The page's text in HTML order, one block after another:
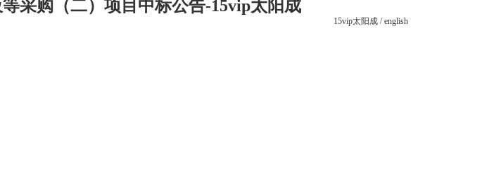
采购（二）项目中标公告-15vip太阳成
15vip太阳成 /english